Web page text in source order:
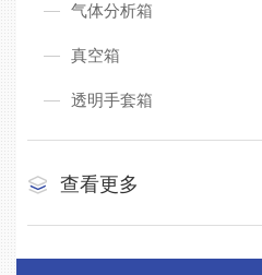
气体分析箱
真空箱
透明手套箱
查看更多